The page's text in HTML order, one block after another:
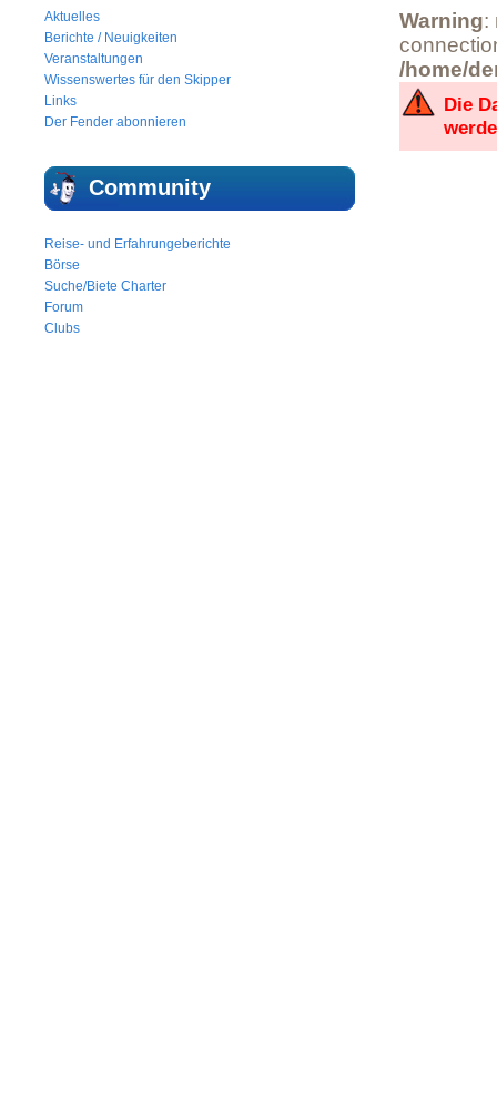
Aktuelles
Berichte / Neuigkeiten
Veranstaltungen
Wissenswertes für den Skipper
Links
Der Fender abonnieren
Community
Reise- und Erfahrungeberichte
Börse
Suche/Biete Charter
Forum
Clubs
Warning:
/home/
Die